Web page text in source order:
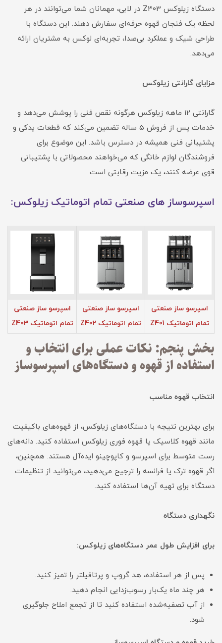
دستگاه زیلوکس Z303 در لابی، مهمانان شما می‌توانند در هر
لحظه یک فنجان قهوه حرفه‌ای سفارش دهند. این دستگاه با
طراحی شیک و عملکرد بی‌صدا، تجربه‌ای لوکس به مشتریان ارائه
می‌دهد.
مزایای گارانتی زیلوکس
گارانتی 12 ماهه زیلوکس هرگونه نقص فنی را پوشش می‌دهد و
خدمات پس از فروش 5 ساله تضمین می‌کند که قطعات یدکی و
پشتیبانی فنی همیشه در دسترس باشد. این موضوع برای
فروشندگان لوازم خانگی که می‌خواهند محصولاتی با پشتیبانی
قوی عرضه کنند، یک مزیت رقابتی است.
اسپرسوساز های صنعتی تمام اتوماتیک زیلوکس:
اسپرسو ساز صنعتی
تمام اتوماتیک Z401
اسپرسو ساز صنعتی
تمام اتوماتیک Z402
اسپرسو ساز صنعتی
تمام اتوماتیک Z403
بخش پنجم: نکات عملی برای انتخاب و
استفاده از قهوه و دستگاه‌های اسپرسوساز
انتخاب قهوه مناسب
برای بهترین نتیجه با دستگاه‌های زیلوکس، از قهوه‌های باکیفیت
مانند قهوه کلاسیک یا قهوه فوری زیلوکس استفاده کنید. دانه‌های
رست متوسط برای اسپرسو و کاپوچینو ایده‌آل هستند. همچنین،
اگر قهوه ترک یا فرانسه را ترجیح می‌دهید، می‌توانید از تنظیمات
دستگاه برای تهیه آن‌ها استفاده کنید.
نگهداری دستگاه
برای افزایش طول عمر دستگاه‌های زیلوکس:
پس از هر استفاده، هد گروپ و پرتافیلتر را تمیز کنید.
هر چند ماه یک‌بار رسوب‌زدایی انجام دهید.
از آب تصفیه‌شده استفاده کنید تا از تجمع املاح جلوگیری
شود.